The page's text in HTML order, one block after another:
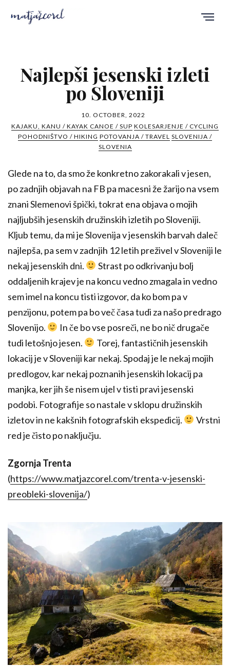
Najlepši jesenski izleti
po Sloveniji
10. OCTOBER, 2022
KAJAKU, KANU / KAYAK CANOE / SUP KOLESARJENJE / CYCLING
POHODNIŠTVO / HIKING POTOVANJA / TRAVEL SLOVENIJA /
SLOVENIA
Glede na to, da smo že konkretno zakorakali v jesen,
po zadnjih objavah na FB pa macesni že žarijo na vsem
znani Slemenovi špički, tokrat ena objava o mojih
najljubših jesenskih družinskih izletih po Sloveniji.
Kljub temu, da mi je Slovenija v jesenskih barvah daleč
najlepša, pa sem v zadnjih 12 letih preživel v Sloveniji le
nekaj jesenskih dni.
Strast po odkrivanju bolj
oddaljenih krajev je na koncu vedno zmagala in vedno
sem imel na koncu tisti izgovor, da ko bom pa v
penzijonu, potem pa bo več časa tudi za našo predrago
Slovenijo.
In če bo vse posreči, ne bo nič drugače
tudi letošnjo jesen.
Torej, fantastičnih jesenskih
lokacij je v Sloveniji kar nekaj. Spodaj je le nekaj mojih
predlogov, kar nekaj poznanih jesenskih lokacij pa
manjka, ker jih še nisem ujel v tisti pravi jesenski
podobi. Fotografije so nastale v sklopu družinskih
izletov in ne kakšnih fotografskih ekspedicij.
Vrstni
red je čisto po naključju.
Zgornja Trenta
(https://www.matjazcorel.com/trenta-v-jesenski-
preobleki-slovenija/)